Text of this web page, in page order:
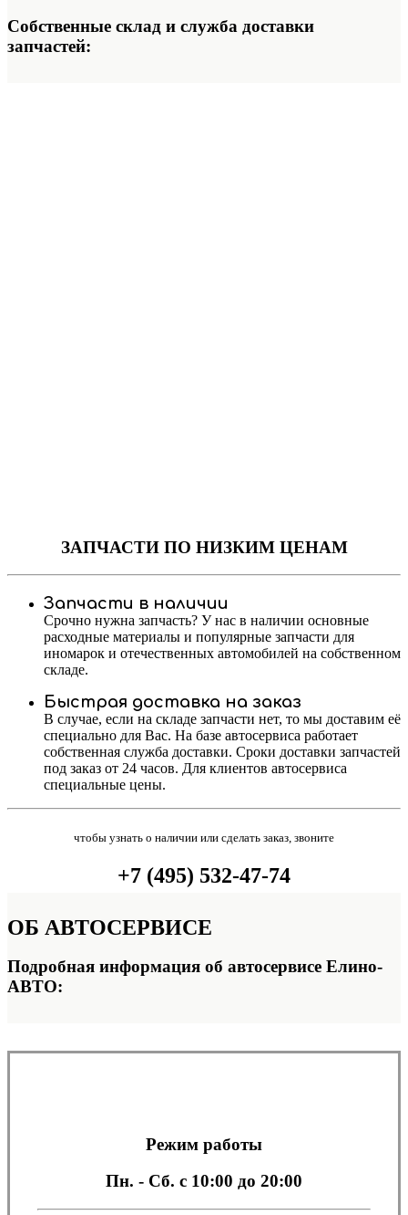
Собственные склад и служба доставки
запчастей:
ЗАПЧАСТИПО НИЗКИМ ЦЕНАМ
Запчасти в наличии
Срочно нужна запчасть? У нас в наличии основные
расходные материалы и популярные запчасти для
иномарок и отечественных автомобилей на собственном
складе.
Быстрая доставка на заказ
В случае, если на складе запчасти нет, то мы доставим её
специально для Вас. На базе автосервиса работает
собственная служба доставки. Сроки доставки запчастей
под заказ от 24 часов. Для клиентов автосервиса
специальные цены.
чтобы узнать о наличии или сделать заказ, звоните
+7 (495) 532-47-74
ОБ АВТОСЕРВИСЕ
Подробная информация об автосервисе Елино-
АВТО:
Режим работы
Пн. - Сб. с 10:00 до 20:00